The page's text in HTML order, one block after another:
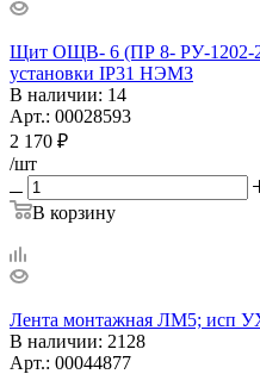
Щит ОЩВ- 6 (ПР 8- РУ-1202-
установки IP31 НЭМЗ
В наличии: 14
Арт.: 00028593
2 170 ₽
/шт
В корзину
Лента монтажная ЛМ5; исп
В наличии: 2128
Арт.: 00044877